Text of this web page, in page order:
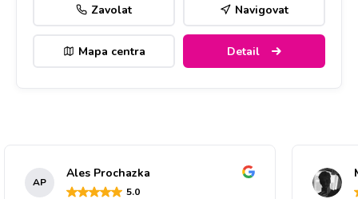
Zavolat Navigovat
Mapa centra Detail
AP
Ales Prochazka
5.0